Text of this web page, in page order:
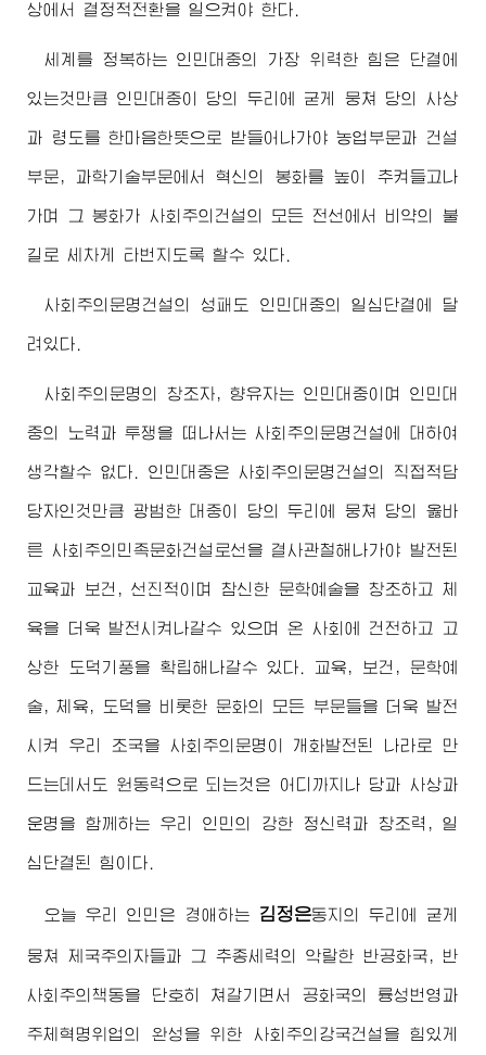
상에서 결정적전환을 일으켜야 한다.
세계를 정복하는 인민대중의 가장 위력한 힘은 단결에
있는것만큼 인민대중이 당의 두리에 굳게 뭉쳐 당의 사상
과 령도를 한마음한뜻으로 받들어나가야 농업부문과 건설
부문, 과학기술부문에서 혁신의 봉화를 높이 추켜들고나
가며 그 봉화가 사회주의건설의 모든 전선에서 비약의 불
길로 세차게 타번지도록 할수 있다.
사회주의문명건설의 성패도 인민대중의 일심단결에 달
려있다.
사회주의문명의 창조자, 향유자는 인민대중이며 인민대
중의 노력과 투쟁을 떠나서는 사회주의문명건설에 대하여
생각할수 없다. 인민대중은 사회주의문명건설의 직접적담
당자인것만큼 광범한 대중이 당의 두리에 뭉쳐 당의 옳바
른 사회주의민족문화건설로선을 결사관철해나가야 발전된
교육과 보건, 선진적이며 참신한 문학예술을 창조하고 체
육을 더욱 발전시켜나갈수 있으며 온 사회에 건전하고 고
상한 도덕기풍을 확립해나갈수 있다. 교육, 보건, 문학예
술, 체육, 도덕을 비롯한 문화의 모든 부문들을 더욱 발전
시켜 우리 조국을 사회주의문명이 개화발전된 나라로 만
드는데서도 원동력으로 되는것은 어디까지나 당과 사상과
운명을 함께하는 우리 인민의 강한 정신력과 창조력, 일
심단결된 힘이다.
오늘 우리 인민은 경애하는 김정은동지 의 두리에 굳게
뭉쳐 제국주의자들과 그 추종세력의 악랄한 반공화국, 반
사회주의책동을 단호히 쳐갈기면서 공화국의 륭성번영과
주체혁명위업의 완성을 위한 사회주의강국건설을 힘있게